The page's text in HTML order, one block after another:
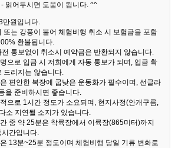
읽어두시면 도움이 됩니다. ^^
만원입니다.
또는 강풍이 불어 체험비행 취소 시 보험금을 포함
환불됩니다.
통보없이 취소시 예약금은 반환되지 않습니다.
으로 입금 시 저희에게 자동 통보가 되며, 입금 확
드리지는 않습니다.
편안한 복장에 굽낮은 운동화가 필수이며, 선글라
을 준비하시면 좋습니다.
으로 1시간 정도가 소요되며, 현지사정(안개구름,
소 지연될 소지가 있습니다.
중 약 25분은 착륙장에서 이륙장(865미터)까지
시간입니다.
13분~25분 정도이며 체험비행 당일 기류 변화로